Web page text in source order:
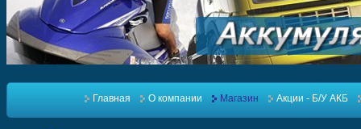
Главная О компании Магазин Акции - Б/У АКБ